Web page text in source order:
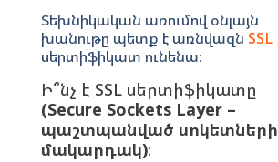
Տեխնիկական առումով օնլայն
խանութը պետք է առնվազն SSL
սերտիֆիկատ ունենա։
Ի՞նչ է SSL սերտիֆիկատը
(Secure Sockets Layer –
պաշտպանված սոկետների
մակարդակ)։